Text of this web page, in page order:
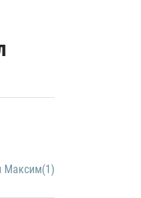
Максим(1)